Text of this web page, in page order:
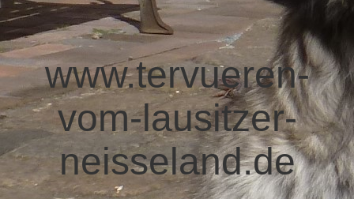
www.tervueren-
vom-lausitzer-
neisseland.de